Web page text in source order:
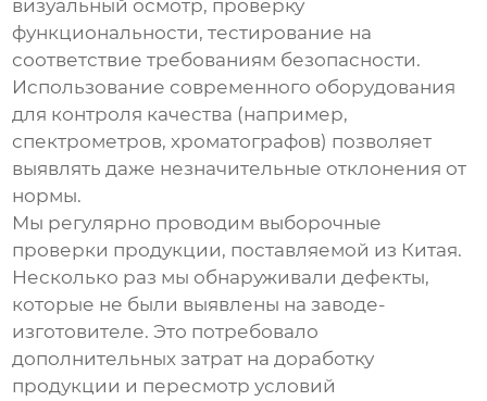
визуальный осмотр, проверку
функциональности, тестирование на
соответствие требованиям безопасности.
Использование современного оборудования
для контроля качества (например,
спектрометров, хроматографов) позволяет
выявлять даже незначительные отклонения от
нормы.
Мы регулярно проводим выборочные
проверки продукции, поставляемой из Китая.
Несколько раз мы обнаруживали дефекты,
которые не были выявлены на заводе-
изготовителе. Это потребовало
дополнительных затрат на доработку
продукции и пересмотр условий